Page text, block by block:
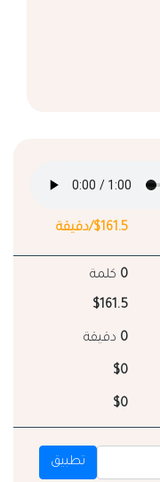
$161.5/دقيقة
0 كلمة
$161.5
0 دقيقة
$0
$0
تطبيق